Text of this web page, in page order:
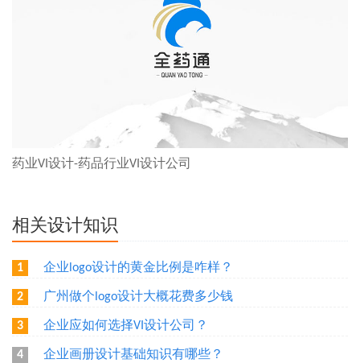
药业VI设计-药品行业VI设计公司
相关设计知识
1 企业logo设计的黄金比例是咋样？
2 广州做个logo设计大概花费多少钱
3 企业应如何选择VI设计公司？
4 企业画册设计基础知识有哪些？